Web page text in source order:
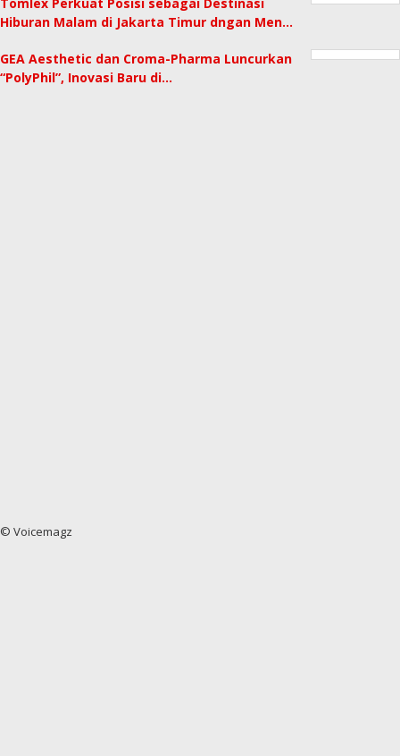
Tomlex Perkuat Posisi sebagai Destinasi
Hiburan Malam di Jakarta Timur dngan Men…
GEA Aesthetic dan Croma-Pharma Luncurkan
“PolyPhil”, Inovasi Baru di…
© Voicemagz